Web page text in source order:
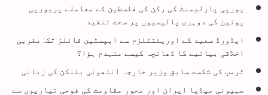
یورپی پارلیمنٹ کی رکن کی فلسطین کے معاملے پریورپی
یونین کی دوہری پالیسیوں پر سخت تنقید
ایڈورڈ سعید کے اوریئنٹلزم سے ایپسٹین فائلز تک: مغربی
اخلاقی بیانیے کا ڈھانچہ کیسے منہدم ہؤا؟
ٹرمپ کی شکست سابق وزیر خارجہ انتھونی بلنکن کی زبانی
صہیونی میڈیا ایران اور محور مقاومت کی فوجی تیاریوں سے